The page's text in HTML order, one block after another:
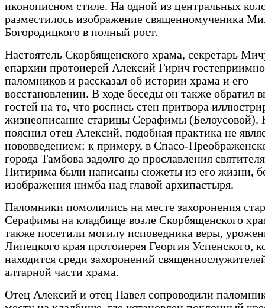
иконописном стиле. На одной из центральных
разместилось изображение священномученика
Богородицкого в полный рост.
Настоятель Скорбященского храма, секретарь
епархии протоиерей Алексий Гирич
паломников и рассказал об истории храма и его
восстановлении. В ходе беседы он также обратил
гостей на то, что роспись стен притвора
жизнеописание старицы Серафимы (Белоусовой).
пояснил отец Алексий, подобная практика не
нововведением: к примеру, в Спасо-
города Тамбова задолго до прославления святителя
Питирима были написаны сюжеты из его жизни,
изображения нимба над главой архипастыря.
Паломники помолились на месте захоронения
Серафимы на кладбище возле Скорбященского
также посетили могилу исповедника веры,
Липецкого края протоиерея Георгия Успенского,
находится среди захоронений
алтарной части храма.
Отец Алексий и отец Павел сопроводили